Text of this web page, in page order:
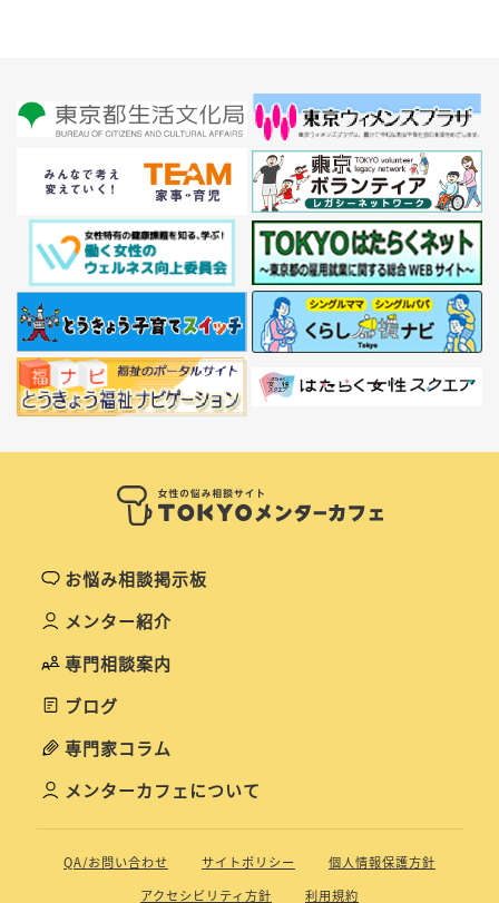
お悩み相談掲示板
メンター紹介
専門相談案内
ブログ
専門家コラム
メンターカフェについて
QA/お問い合わせ サイトポリシー
個人情報保護方針
アクセシビリティ方針
利用規約